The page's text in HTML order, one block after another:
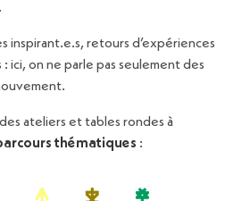
inspirant.e.s, retours d’expériences
ici, on ne parle pas seulement des
ateliers et tables rondes à
thématiques :